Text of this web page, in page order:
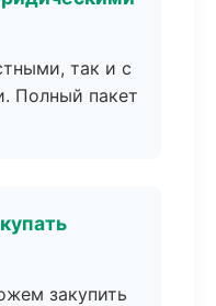
так и с
Полный пакет
закупить